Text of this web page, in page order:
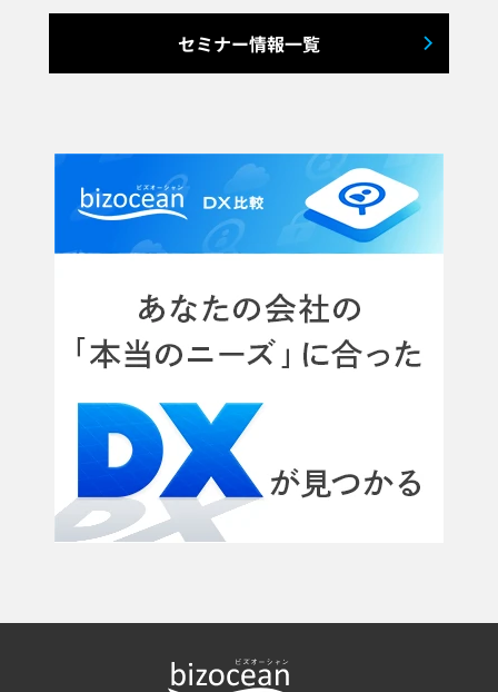
セミナー情報一覧